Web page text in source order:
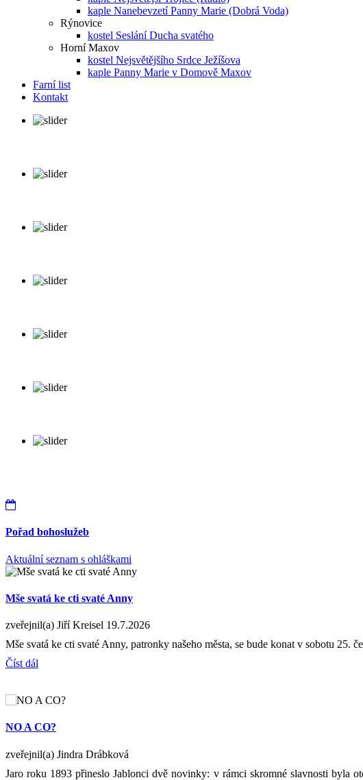
kaple Nanebevzetí Panny Marie (Dobrá Voda)
Rýnovice
kostel Seslání Ducha svatého
Horní Maxov
kostel Nejsvětějšího Srdce Ježíšova
kaple Panny Marie v Domově Maxov
Farní list
Kontakt
Pořad bohoslužeb
Aktuální seznam s ohláškami
Mše svatá ke cti svaté Anny
zveřejnil(a) Jiří Kreisel 19.7.2026
Mše svatá ke cti svaté Anny, patronky našeho města, se bude konat v sobotu 25.
Číst dál
NO A CO?
zveřejnil(a) Jindra Drábková
Jaro roku 1893 přineslo Jablonci dvě novinky: v rámci skromné slavnosti byla